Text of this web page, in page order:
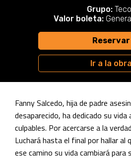
Grupo:
Valor boleta:
Reservar
Ir a la obra
Fanny Salcedo, hija de padre
desaparecido, ha dedicado su
culpables. Por acercarse a la
Luchará hasta el final por hallar al
ese camino su vida cambiará para